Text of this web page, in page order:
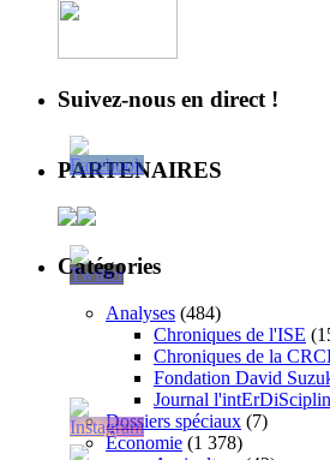
Suivez-nous en direct !
PARTENAIRES
Catégories
Analyses (484)
Chroniques de l'ISE
Chroniques de la
Fondation David
Journal
Dossiers spéciaux (7)
Économie (1 378)